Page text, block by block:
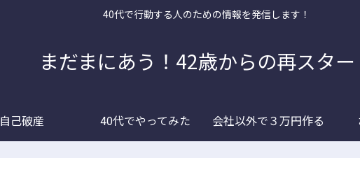
40代で行動する人のための情報を発信します！
まだまにあう！42歳からの再スター
自己破産 40代でやってみた 会社以外で３万円作る